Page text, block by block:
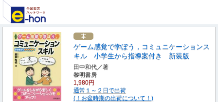
ゲーム感覚で学ぼう，コミュニケーションス
キル 小学生から指導案付き 新装版
田中和代／著
黎明書房
1,980円
通常１～２日で出荷
(！お盆時期の出荷について！)